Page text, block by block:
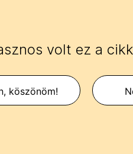
volt ez a
köszönöm!